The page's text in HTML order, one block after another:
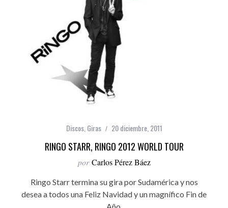
Discos, Giras 20 diciembre, 2011
RINGO STARR, RINGO 2012 WORLD TOUR
por Carlos Pérez Báez
Ringo Starr termina su gira por Sudamérica y nos
desea a todos una Feliz Navidad y un magnífico Fin de